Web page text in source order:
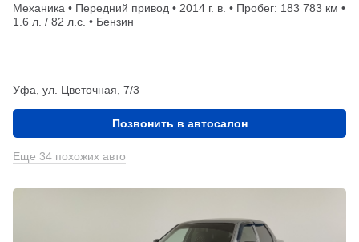
Механика • Передний привод • 2014 г. в. • Пробег: 183 783 км •
1.6 л. / 82 л.с. • Бензин
Уфа, ул. Цветочная, 7/3
Позвонить в автосалон
Еще 34 похожих авто